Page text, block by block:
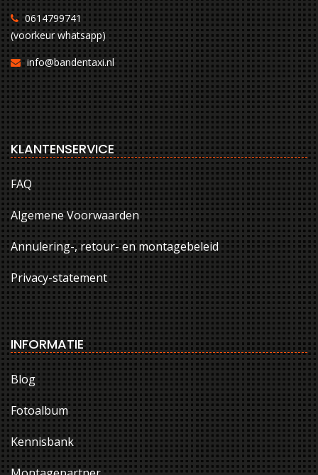
0614799741
(voorkeur whatsapp)
info@bandentaxi.nl
KLANTENSERVICE
FAQ
Algemene Voorwaarden
Annulering-, retour- en montagebeleid
Privacy-statement
INFORMATIE
Blog
Fotoalbum
Kennisbank